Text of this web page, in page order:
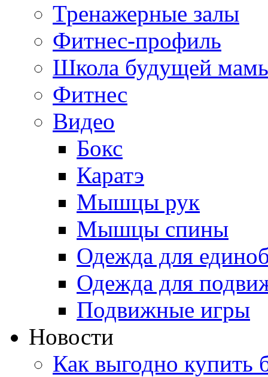
Тренажерные залы
Фитнес-профиль
Школа будущей
Фитнес
Видео
Бокс
Каратэ
Мышцы рук
Мышцы спины
Одежда для
Одежда для
Подвижные игры
Новости
Как выгодно купить